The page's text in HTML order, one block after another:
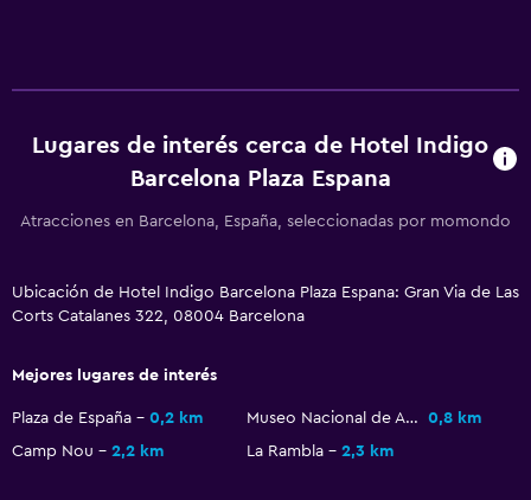
Habitaciones familiares
Pantuflas
Posibilidad de habitaciones conectadas
Habitaciones insonorizadas
Teléfono
Espacio de almacenamiento
Enchufe cerca de la cama
Lugares de interés cerca de Hotel Indigo
Barcelona Plaza Espana
Atracciones en Barcelona, España, seleccionadas por momondo
Ubicación de Hotel Indigo Barcelona Plaza Espana: Gran Via de Las
Corts Catalanes 322, 08004 Barcelona
Mejores lugares de interés
Plaza de España 0,2 km Museo Nacional de Arte de Cataluña
0,8 km
Camp Nou
2,2 km La Rambla 2,3 km